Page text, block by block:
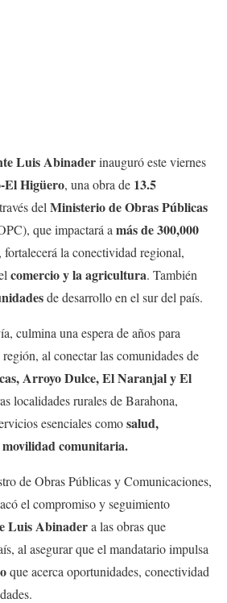
Luis Abinaderinauguró este viernes
Higüero, una obra de 13.5
del Ministerio de Obras Públicas
que impactará a más de 300,000
fortalecerá la conectividad regional,
comercio y la agricultura. También
de desarrollo en el sur del país.
culmina una espera de años para
al conectar las comunidades de
Arroyo Dulce, El Naranjal y El
localidades rurales de Barahona,
esenciales comosalud,
comunitaria.
de Obras Públicas y Comunicaciones,
el compromiso y seguimiento
Luis Abinadera las obras que
al asegurar que el mandatario impulsa
que acerca oportunidades, conectividad